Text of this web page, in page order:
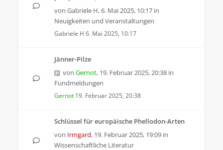
von Gabriele H,6. Mai 2025, 10:17 in
Neuigkeiten und Veranstaltungen
Gabriele H 6. Mai 2025, 10:17
Jänner-Pilze
von Gernot, 19. Februar 2025, 20:38 in
Fundmeldungen
Gernot 19. Februar 2025, 20:38
Schlüssel für europäische Phellodon-Arten
von Irmgard, 19. Februar 2025, 19:09 in
Wissenschaftliche Literatur